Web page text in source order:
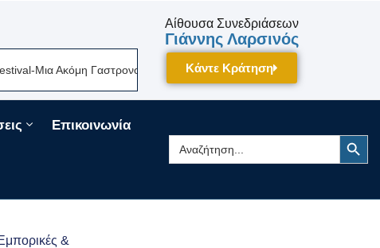
Ακόμη Γαστρονομική Γιορτή Της Πελοποννήσου Δίνει Ραντεβού Τον
Αίθουσα Συνεδριάσεων
Γιάννης Λαρσινός
Κάντε Κράτηση
Επικοινωνία
Search
for:
Search Button
&